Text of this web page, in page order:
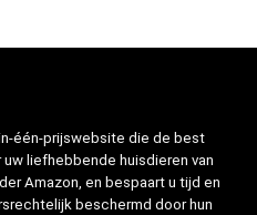
één-prijswebsite die de best
liefhebbende huisdieren van
Amazon, en bespaart u tijd en
beschermd door hun